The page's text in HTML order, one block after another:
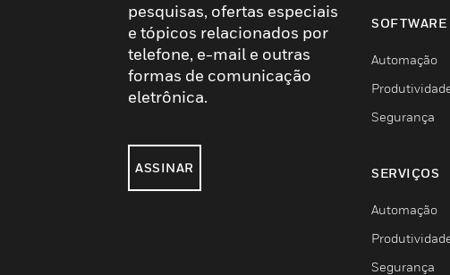
pesquisas, ofertas especiais
e tópicos relacionados por
telefone, e-mail e outras
formas de comunicação
eletrônica.
ASSINAR
SOFTWARE
Automação
Segurança
SERVIÇOS
Automação
Segurança